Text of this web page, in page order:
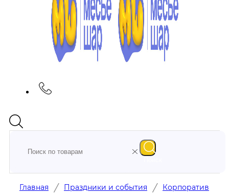
Главная / Праздники и события / Корпоратив